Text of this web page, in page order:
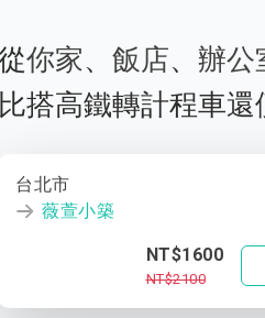
你家、 飯店、 辦公
比搭高鐵轉計程車還
台北市
薇萱小築
NT$1600
NT$2100